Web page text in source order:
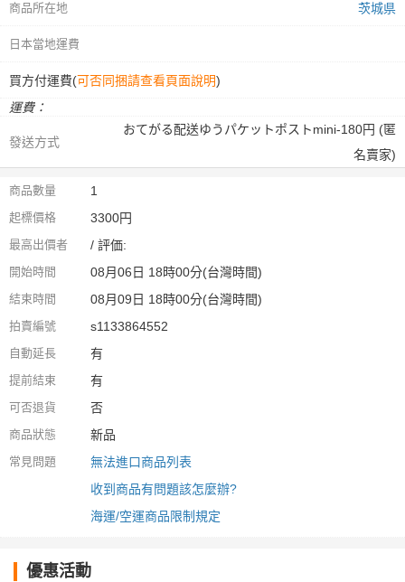
商品所在地 茨城県
日本當地運費
買方付運費(可否同捆請查看頁面說明)
運費：
發送方式
おてがる配送ゆうパケットポストmini-180円 (匿
名賣家)
商品數量 1
起標價格 3300円
最高出價者 / 評価:
開始時間 08月06日 18時00分(台灣時間)
結束時間 08月09日 18時00分(台灣時間)
拍賣編號 s1133864552
自動延長 有
提前結束 有
可否退貨 否
商品狀態 新品
常見問題
無法進口商品列表
收到商品有問題該怎麼辦?
海運/空運商品限制規定
優惠活動